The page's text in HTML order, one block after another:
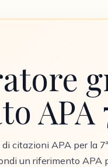
APA
citazioni APA per la
un riferimento APA